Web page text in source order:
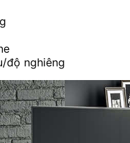
độ nghiêng